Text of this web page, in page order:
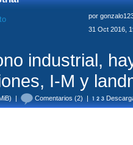
por
31 Oct 2016,
industrial,
I-M y
| Comentarios (2) |